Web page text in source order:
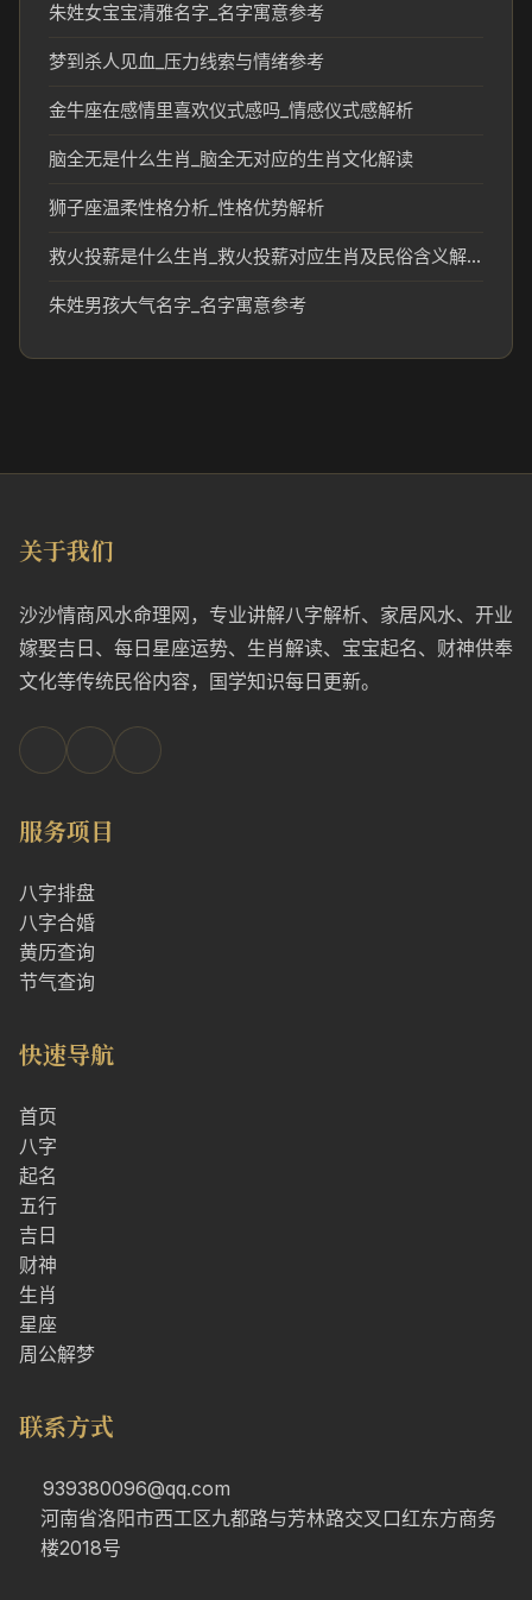
朱姓女宝宝清雅名字_名字寓意参考
梦到杀人见血_压力线索与情绪参考
金牛座在感情里喜欢仪式感吗_情感仪式感解析
脑全无是什么生肖_脑全无对应的生肖文化解读
狮子座温柔性格分析_性格优势解析
救火投薪是什么生肖_救火投薪对应生肖及民俗含义解析
朱姓男孩大气名字_名字寓意参考
关于我们
沙沙情商风水命理网，专业讲解八字解析、家居风水、开业
嫁娶吉日、每日星座运势、生肖解读、宝宝起名、财神供奉
文化等传统民俗内容，国学知识每日更新。
服务项目
八字排盘
八字合婚
黄历查询
节气查询
快速导航
首页
八字
起名
五行
吉日
财神
生肖
星座
周公解梦
联系方式
939380096@qq.com
河南省洛阳市西工区九都路与芳林路交叉口红东方商务
楼2018号